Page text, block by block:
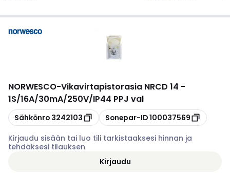
NORWESCO-Vikavirtapistorasia NRCD 14 -
1S/16A/30mA/250V/IP44 PPJ val
Kopioi
Sähkönro 3242103 Kopioi
Sonepar-ID100037569
Kirjaudu sisään tai luo tili tarkistaaksesi hinnan ja
tehdäksesi tilauksen
Kirjaudu